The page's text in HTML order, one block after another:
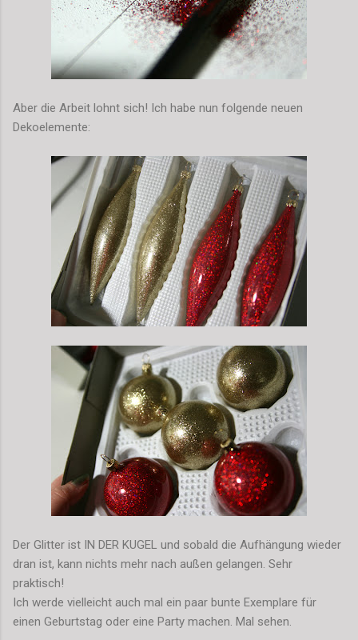
Aber die Arbeit lohnt sich! Ich habe nun folgende neuen
Dekoelemente:
Der Glitter ist IN DER KUGEL und sobald die Aufhängung wieder
dran ist, kann nichts mehr nach außen gelangen. Sehr
praktisch!
Ich werde vielleicht auch mal ein paar bunte Exemplare für
einen Geburtstag oder eine Party machen. Mal sehen.